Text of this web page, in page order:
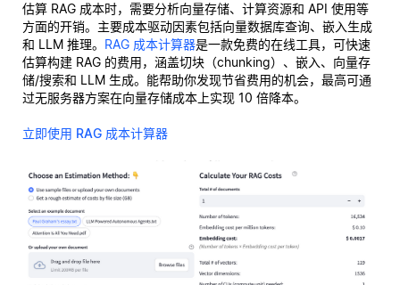
估算 RAG 成本时，需要分析向量存储、计算资源和 API 使用等
方面的开销。主要成本驱动因素包括向量数据库查询、嵌入生成
和 LLM 推理。 RAG 成本计算器是一款免费的在线工具，可快速
估算构建 RAG 的费用，涵盖切块（chunking）、嵌入、向量存
储/搜索和 LLM 生成。能帮助你发现节省费用的机会，最高可通
过无服务器方案在向量存储成本上实现 10 倍降本。
立即使用 RAG 成本计算器